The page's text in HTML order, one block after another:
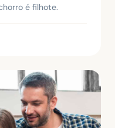
é filhote.